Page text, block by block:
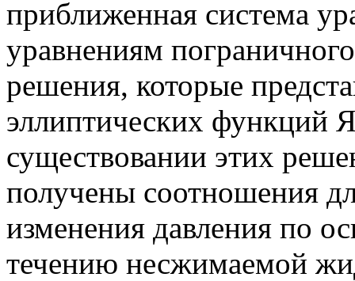
приближенная система
уравнениям
решения, которые
эллиптических функций
существовании этих
получены соотношения
изменения давления по
течению несжимаемой